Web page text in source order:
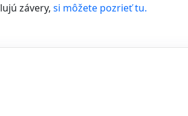
závery, si môžete pozrieť tu.